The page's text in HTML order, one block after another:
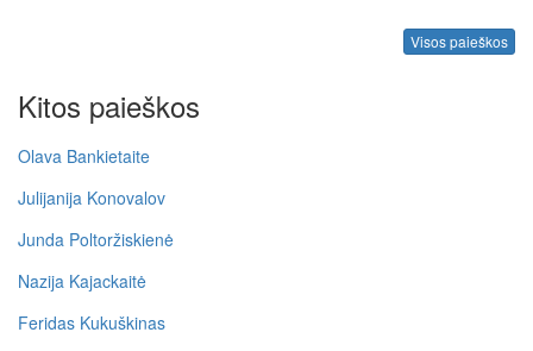
Visos paieškos
Kitos paieškos
Olava Bankietaite
Julijanija Konovalov
Junda Poltoržiskienė
Nazija Kajackaitė
Feridas Kukuškinas